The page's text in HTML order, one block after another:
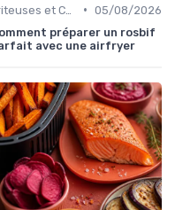
• 05/08/2026
préparer un rosbif
avec une airfryer